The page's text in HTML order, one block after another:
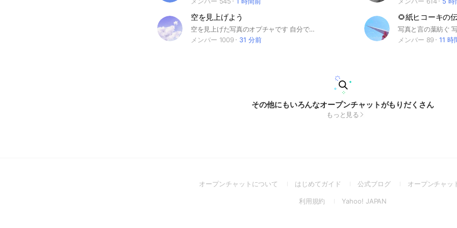
空を見上げよう
空を見上げた写真のオプチャです 自分で撮った写真のみ投稿可 空の写真を撮るのが好き 空の写真を見るのが好き 見るだけ⭕️ 植物越しの空 建物越しの空 車窓から⭕️ 🔹サブトークルーム🔹 【雑談】空を見上げながら話そー🥂 【北海道】が好きー❣️❣️ 【何でも宣伝】雑談可・オプチャ・ライブトーク・音楽・ゲーム・映画・イラスト・漫画 【気軽にスタンプ】のみ 【桜前線】 【ポンコツ】写真館⭐️空無し可 【ひとりごと】絡みなし 何でもつぶやいていいよ。 【管理人室】ルール違反投稿があったらこちらでお知らせください。 （【ライブトーク】空を見上げながらライブトークしよー🎧） 🔹姉妹ルーム🔹 【空沼】空を見上げながらライブトーク。 参加したら、まずはじめにルールに関しての ノートの確認をお願いいたします 空を見上げた写真が 少しでも癒しになったり 励ましになったり 気分転換になれば幸いです 楽しいことが広がっていきますように✨ #メインルーム #写真 #写真投稿 #カメラ #スマホ #デジカメ #空 #雲 #虹 #天気 #晴れ #曇り #雨 #雪 #日の出 #朝焼け #夕焼け #夕暮れ #夜空 #月 #星 #星空 #流星群 #春夏秋冬 #日常 #イマソラ #思い出の空 #自然 #散歩 #ランニング #早朝 #朝 #昼 #夜 #深夜 #風景 #ポートレート #路地 #旅行 #ハイキング #山 #キャンプ #海 #河原 #川 #池 #滝 #噴水 #電線 #電柱 #街 #ビル #窓辺 #タワー #塔 #イルミネーション #遊園地 #公園 #林 #森 #竹林 #橋 #歩道橋 #街中 #自転車 #車 #駐車場 #助手席 #車窓 #電車 #新幹線 #列車 #ホーム #飛行機 #空港 #船 #港 #花 #草 #樹木 #野菜 #果実 #桜 #花見 #花火 #お祭り #気分転換 #癒し #リフレッシュ #ペット #イヌ #ネコ #鳥 #サブトークルーム #北海道 #ライブトーク #空沼 #生活音 #AIイラスト #AIソング #何でも宣伝 #宣伝 #集客 #オプチャサポート #サポートオプチャ #Youtube #アニメ #映画 #ドラマ #冬休み #春休み #ゴールデンウィーク #夏休み #シルバーウィーク #クリスマス #初心者 #中級者 #上級者 #ベテラン #だれでも
メンバー 1009
31 分前
メンバー 89
11 時
その他にもいろんなオープンチャットがもりだくさん
もっと見る
オープンチャットについて
(Openはじめてガイド
(Open
a
公式ブログ
(Openオープンチャッ
利用規約
(OpenYahoo! JAPAN